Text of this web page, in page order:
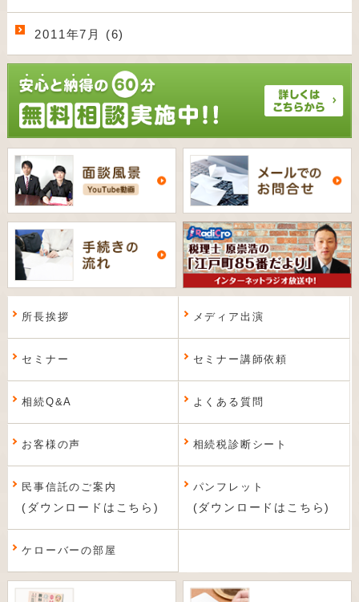
2011年7月 (6)
所長挨拶 メディア出演
セミナー セミナー講師依頼
相続Q&A よくある質問
お客様の声 相続税診断シート
民事信託のご案内
(ダウンロードはこちら)
パンフレット
(ダウンロードはこちら)
ケローバーの部屋